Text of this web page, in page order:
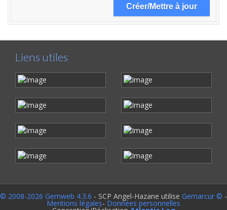
Liens utiles
© 2008-2026 Gemweb 4.3.6 - SCP Angel-Hazane utilise Gemarcur © -
Mentions légales- Données personnelles